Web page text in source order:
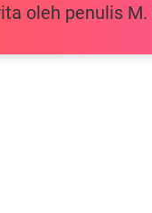
oleh penulis